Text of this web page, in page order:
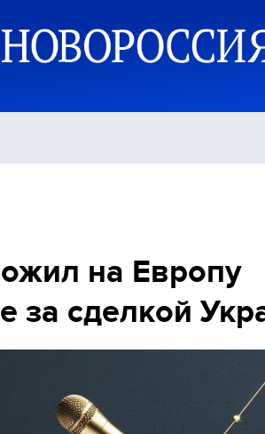
на Европу
за сделкой